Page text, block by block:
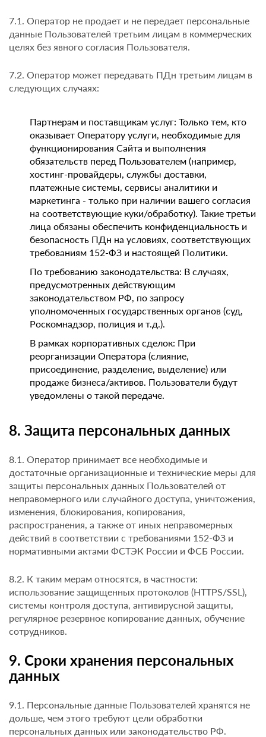
7.1. Оператор не продает и не передает персональные
данные Пользователей третьим лицам в коммерческих
целях без явного согласия Пользователя.
7.2. Оператор может передавать ПДн третьим лицам в
следующих случаях:
Партнерам и поставщикам услуг: Только тем, кто
оказывает Оператору услуги, необходимые для
функционирования Сайта и выполнения
обязательств перед Пользователем (например,
хостинг-провайдеры, службы доставки,
платежные системы, сервисы аналитики и
маркетинга - только при наличии вашего согласия
на соответствующие куки/обработку). Такие третьи
лица обязаны обеспечить конфиденциальность и
безопасность ПДн на условиях, соответствующих
требованиям 152-ФЗ и настоящей Политики.
По требованию законодательства: В случаях,
предусмотренных действующим
законодательством РФ, по запросу
уполномоченных государственных органов (суд,
Роскомнадзор, полиция и т.д.).
В рамках корпоративных сделок: При
реорганизации Оператора (слияние,
присоединение, разделение, выделение) или
продаже бизнеса/активов. Пользователи будут
уведомлены о такой передаче.
8. Защита персональных данных
8.1. Оператор принимает все необходимые и
достаточные организационные и технические меры для
защиты персональных данных Пользователей от
неправомерного или случайного доступа, уничтожения,
изменения, блокирования, копирования,
распространения, а также от иных неправомерных
действий в соответствии с требованиями 152-ФЗ и
нормативными актами ФСТЭК России и ФСБ России.
8.2. К таким мерам относятся, в частности:
использование защищенных протоколов (HTTPS/SSL),
системы контроля доступа, антивирусной защиты,
регулярное резервное копирование данных, обучение
сотрудников.
9. Сроки хранения персональных
данных
9.1. Персональные данные Пользователей хранятся не
дольше, чем этого требуют цели обработки
персональных данных или законодательство РФ.